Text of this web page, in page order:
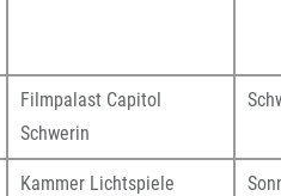
Filmpalast Capitol
Schwerin
Kammer Lichtspiele